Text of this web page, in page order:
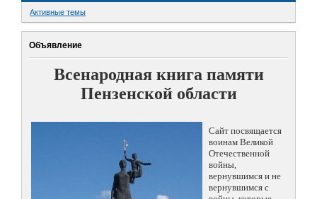
Активные темы
Объявление
Всенародная книга памяти
Пензенской области
Сайт посвящается
воинам Великой
Отечественной
войны,
вернувшимся и не
вернувшимся с